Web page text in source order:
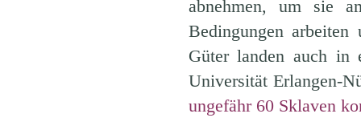
abnehmen, um sie
Bedingungen
Güter landen auch in
Universität Erlangen-
ungefähr 60 Sklaven